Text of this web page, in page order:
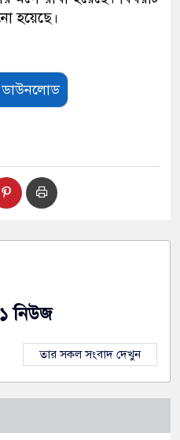
হয়েছে।
ডাউনলোড
নিউজ
তার সকল সংবাদ দেখুন